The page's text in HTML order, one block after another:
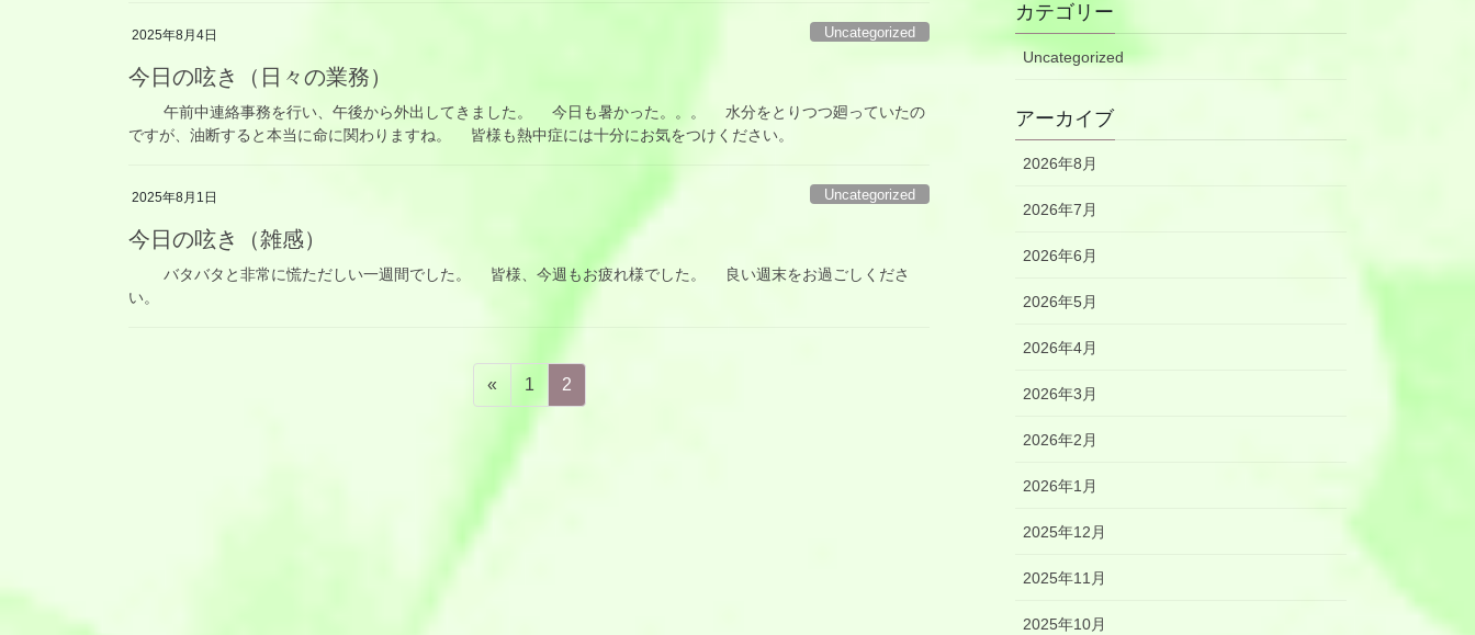
2025年8月4日 Uncategorized
今日の呟き（日々の業務）
午前中連絡事務を行い、午後から外出してきました。 今日も暑かった。。。 水分をとりつつ廻っていたの
ですが、油断すると本当に命に関わりますね。 皆様も熱中症には十分にお気をつけください。
2025年8月1日 Uncategorized
今日の呟き（雑感）
バタバタと非常に慌ただしい一週間でした。 皆様、今週もお疲れ様でした。 良い週末をお過ごしくださ
い。
«
固
定
1
固
定
2
カテゴリー
Uncategorized
アーカイブ
2026年8月
2026年7月
2026年6月
2026年5月
2026年4月
2026年3月
2026年2月
2026年1月
2025年12月
2025年11月
2025年10月